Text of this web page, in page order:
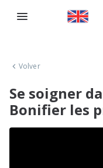
Volver
Se soigner
Bonifier les